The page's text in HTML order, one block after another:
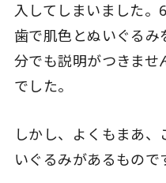
入してしまいました
歯で肌色とぬいぐるみ
分でも説明がつきませ
でした。
しかし、よくもまあ
いぐるみがあるもので